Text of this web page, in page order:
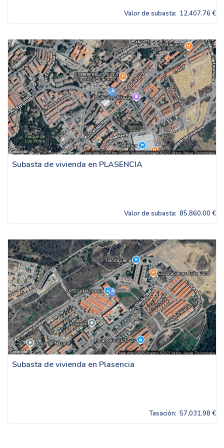
Valor de subasta: 12,407.76 €
Subasta de vivienda en PLASENCIA
Valor de subasta: 85,860.00 €
Subasta de vivienda en Plasencia
Tasación: 57,031.98 €